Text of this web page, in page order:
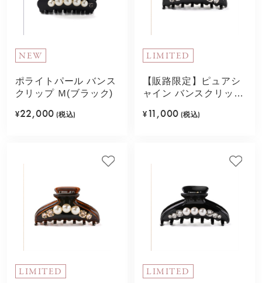
NEW
ポライトパール バンス
クリップ Ｍ(ブラック)
¥22,000 (税込)
LIMITED
【販路限定】ピュアシ
ャイン バンスクリップ
¥ 11,000 (税込)
LIMITED LIMITED